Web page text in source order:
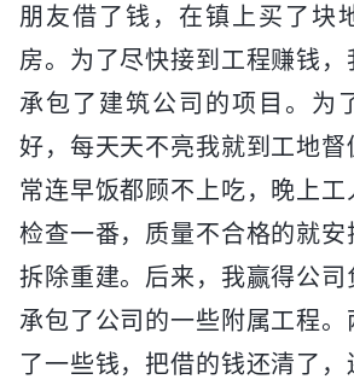
朋友借了钱，在镇上买了块
房。为了尽快接到工程赚钱，
承包了建筑公司的项目。为
好，每天天不亮我就到工地
常连早饭都顾不上吃，晚上
检查一番，质量不合格的就
拆除重建。后来，我赢得公司
承包了公司的一些附属工程
了一些钱，把借的钱还清了